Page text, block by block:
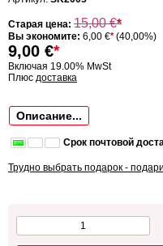
Старая цена: 15,00€*
Вы экономите: 6,00 €*(40,00%)
9,00 €*
Включая 19.00% MwSt
Плюс доставка
Описание...
Срок почтовой
Трудно выбрать подарок -